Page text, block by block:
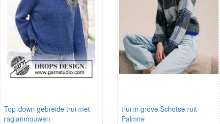
Top-down gebreide trui met
raglanmouwen
trui in grove Schotse ruit
Palmire